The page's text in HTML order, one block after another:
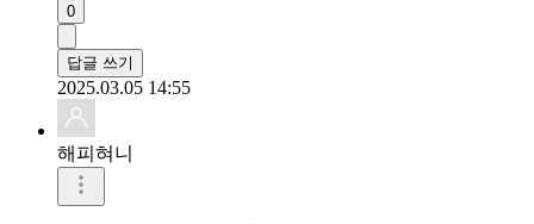
0
답글 쓰기
2025.03.05 14:55
해피혀니